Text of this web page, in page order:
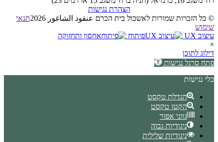
הצהרת נגישות
© כל הזכויות שמורות לאשכול בית הכרם عنقود الشاغور 2026
תנאי
שימוש
עיצוב UX
פיתוח
אחסון ותחזוקה
×
דילוג לתוכן
פתח סרגל נגישות
כלי נגישות
הגדלת טקסט
הקטן טקסט
גווני אפור
ניגודיות גבוה
ניגודיות שלילית